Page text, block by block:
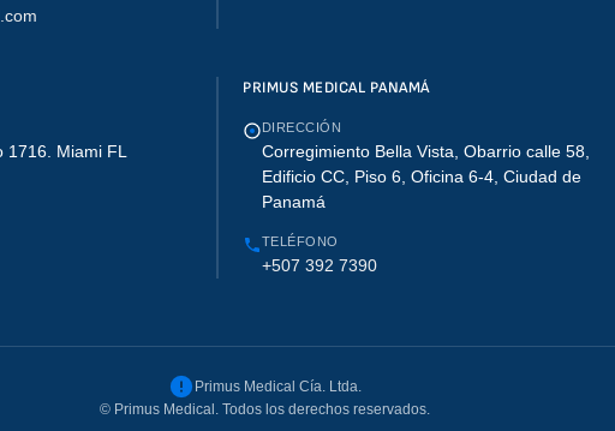
1716. Miami FL
PRIMUS MEDICAL PANAMÁ
DIRECCIÓN
Corregimiento Bella Vista, Obarrio calle 58,
Edificio CC, Piso 6, Oficina 6-4, Ciudad de
Panamá
TELÉFONO
+507 392 7390
Primus Medical Cía. Ltda.
© Primus Medical. Todos los derechos reservados.